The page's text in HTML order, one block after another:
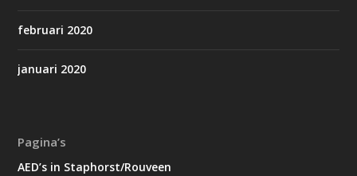
februari 2020
januari 2020
Pagina’s
AED’s in Staphorst/Rouveen